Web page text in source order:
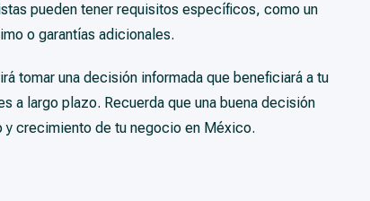
pueden tener requisitos específicos, como un
o garantías adicionales.
tomar una decisión informada que beneficiará a tu
a largo plazo. Recuerda que una buena decisión
y crecimiento de tu negocio en México.